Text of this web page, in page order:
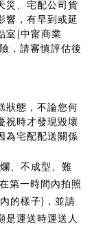
災、宅配公司貨
響，有早到或延
室(中甯商業
，請審慎評估後
狀態，不論您何
祝時才發現毀壞
為宅配配送關係
、不成型、難
第一時間內拍照
的樣子)，並請
是運送時運送人